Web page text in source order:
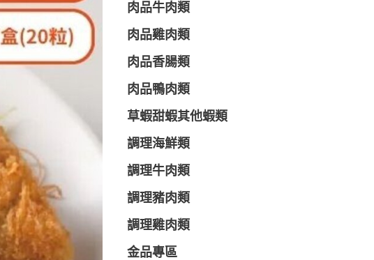
肉品牛肉類
肉品雞肉類
肉品香腸類
肉品鴨肉類
草蝦甜蝦其他蝦類
調理海鮮類
調理牛肉類
調理豬肉類
調理雞肉類
金品專區